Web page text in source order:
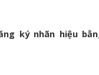
ký nhãn hiệu